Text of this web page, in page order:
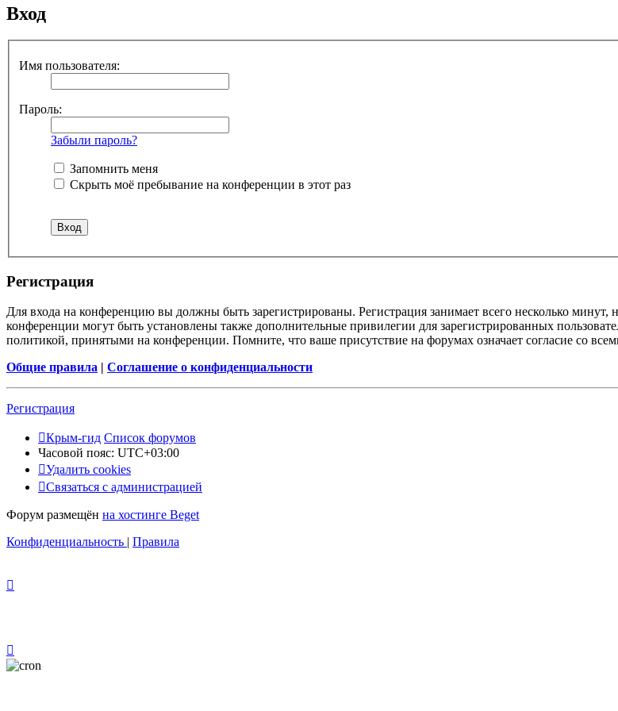
Вход
Имя пользователя:
Пароль:
Забыли пароль?
Запомнить меня
Скрыть моё пребывание на конференции в этот раз
Регистрация
Для входа на конференцию вы должны быть зарегистрированы. Регистрация занимает всего несколько
конференции могут быть установлены также дополнительные привилегии для зарегистрированных
политикой, принятыми на конференции. Помните, что ваше присутствие на форумах означает согласие со
Общие правила | Соглашение о конфиденциальности
Регистрация
Крым-гид Список форумов
Часовой пояс: UTC+03:00
Удалить cookies
Связаться с администрацией
Форум размещён на хостинге Beget
Конфиденциальность | Правила